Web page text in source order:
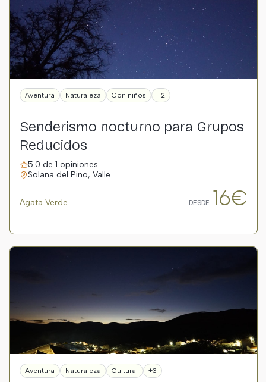
Aventura Naturaleza Con niños +2
Senderismo nocturno para Grupos
Reducidos
5.0 de 1 opiniones
Solana del Pino, Valle …
Agata Verde DESDE 16€
Aventura Naturaleza Cultural +3